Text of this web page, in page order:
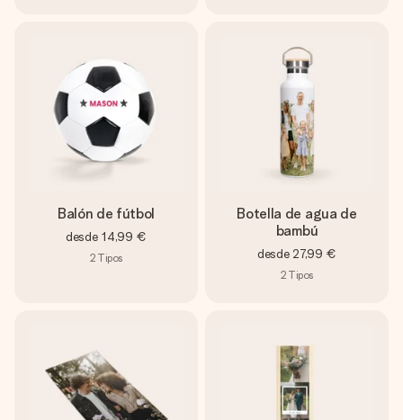
Balón de fútbol
desde 14,99 €
2 Tipos
Botella de agua de
bambú
desde 27,99 €
2 Tipos